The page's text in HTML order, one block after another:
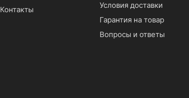
Контакты
Условия доставки
Гарантия на товар
Вопросы и ответы